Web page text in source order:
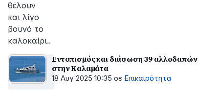
θέλουν
και λίγο
βουνό το
καλοκαίρι..
Εντοπισμός και διάσωση 39 αλλοδαπών
στην Καλαμάτα
18 Αυγ 2025 10:35 σε Επικαιρότητα